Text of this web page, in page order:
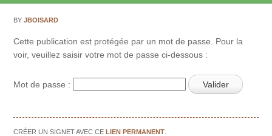
BYJBOISARD
Cette publication est protégée par un mot de passe. Pour la
voir, veuillez saisir votre mot de passe ci-dessous :
Mot de passe :
CRÉER UN SIGNET AVEC CELIEN PERMANENT